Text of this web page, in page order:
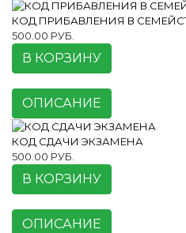
КОД ПРИБАВЛЕНИЯ В
500.00 РУБ.
В КОРЗИНУ
ОПИСАНИЕ
КОД СДАЧИ ЭКЗАМЕНА
500.00 РУБ.
В КОРЗИНУ
ОПИСАНИЕ